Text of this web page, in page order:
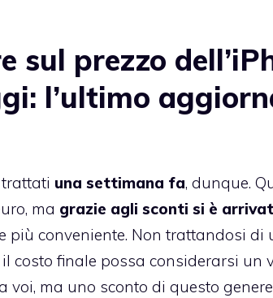
sul prezzo
l’ultimo
una settimana fa, dunque.
ma grazie agli sconti si è
più conveniente. Non trattandosi di
costo finale possa considerarsi un
ma uno sconto di questo